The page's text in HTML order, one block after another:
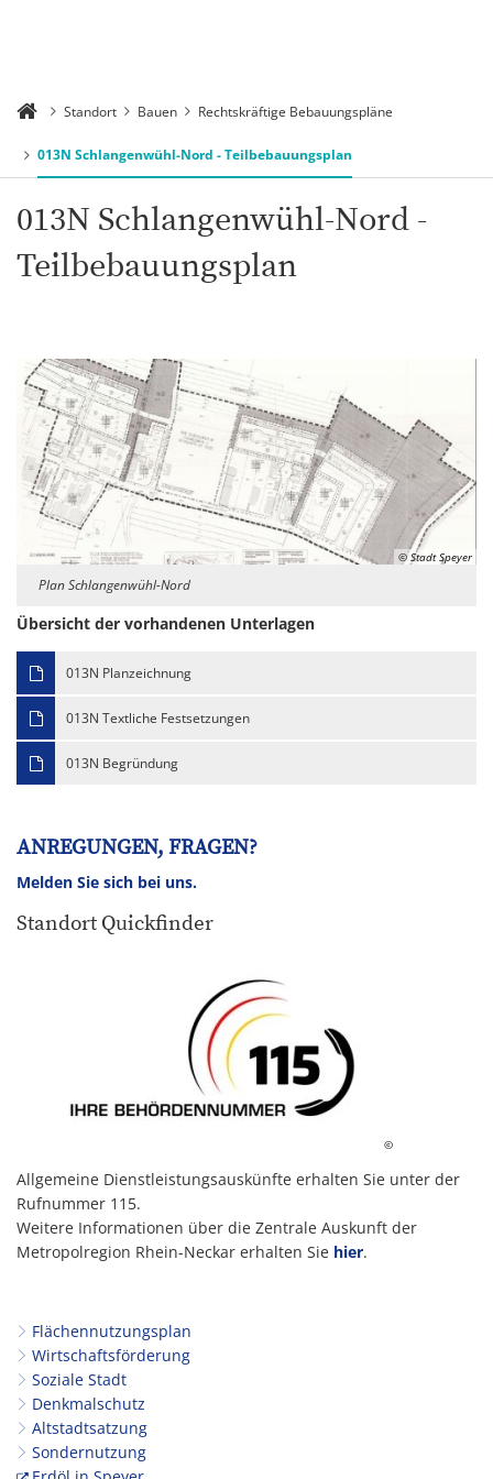
Standort Bauen Rechtskräftige Bebauungspläne
013N Schlangenwühl-Nord - Teilbebauungsplan
013N Schlangenwühl-Nord -
Teilbebauungsplan
© Stadt Speyer
Plan Schlangenwühl-Nord
Übersicht der vorhandenen Unterlagen
013N Planzeichnung
013N Textliche Festsetzungen
013N Begründung
ANREGUNGEN, FRAGEN?
Melden Sie sich bei uns.
Standort Quickfinder
©
Allgemeine Dienstleistungsauskünfte erhalten Sie unter der
Rufnummer 115.
Weitere Informationen über die Zentrale Auskunft der
Metropolregion Rhein-Neckar erhalten Sie hier.
Flächennutzungsplan
Wirtschaftsförderung
Soziale Stadt
Denkmalschutz
Altstadtsatzung
Sondernutzung